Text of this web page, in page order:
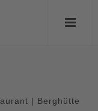
| Berghütte